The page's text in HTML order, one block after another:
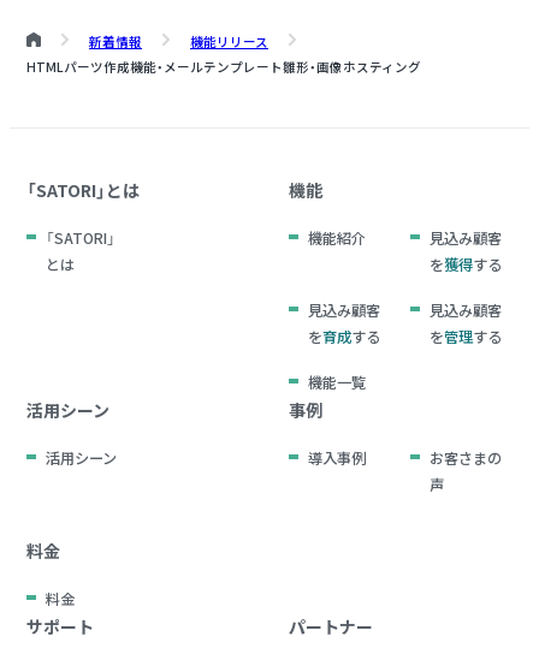
新着情報
機能リリース
HTMLパーツ作成機能・メールテンプレート雛形・画像ホスティング
「SATORI」とは
「SATORI」
とは
機能
機能紹介
見込み顧客
を獲得する
見込み顧客
を育成する
見込み顧客
を管理する
機能一覧
活用シーン
活用シーン
事例
導入事例
お客さまの
声
料金
料金
サポート パートナー